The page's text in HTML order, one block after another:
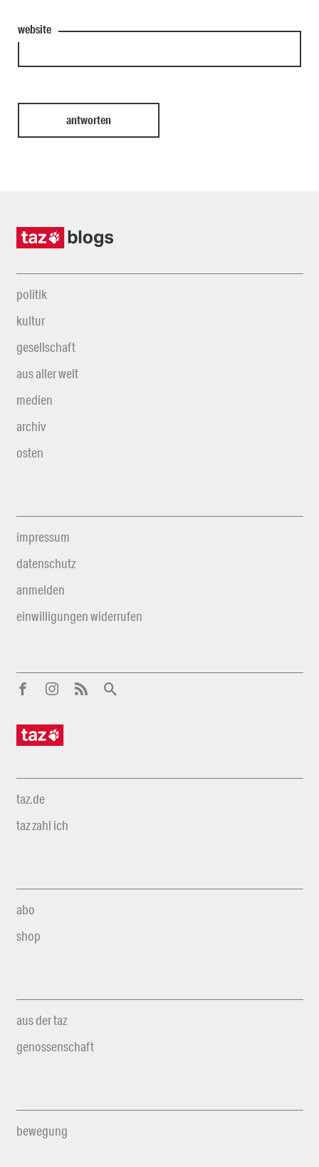
website
politik
kultur
gesellschaft
aus aller welt
medien
archiv
osten
impressum
datenschutz
anmelden
einwilligungen widerrufen
taz.de
taz zahl ich
abo
shop
aus der taz
genossenschaft
bewegung